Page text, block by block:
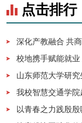
点击排行